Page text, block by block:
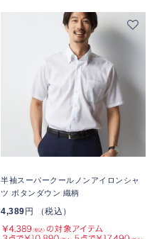
半袖スーパークールノンアイロンシャ
ツ ボタンダウン 織柄
4,389 円 （税込）